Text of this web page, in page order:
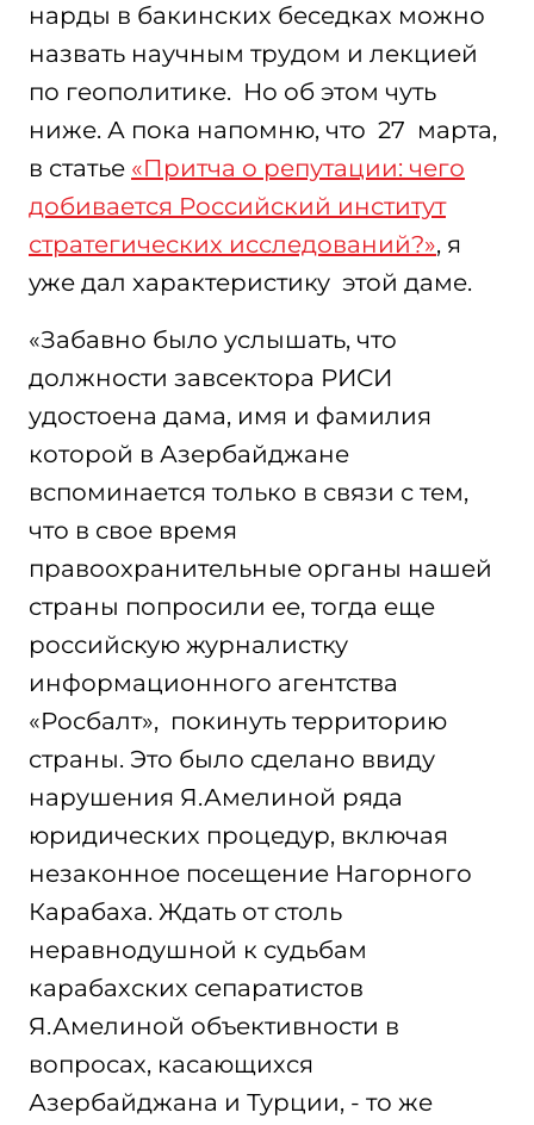
нарды в бакинских беседках можно
назвать научным трудом и лекцией
по геополитике. Но об этом чуть
ниже. А пока напомню, что 27 марта,
в статье «Притча о репутации: чего
добивается Российский институт
стратегических исследований?», я
уже дал характеристику этой даме.
«Забавно было услышать, что
должности завсектора РИСИ
удостоена дама, имя и фамилия
которой в Азербайджане
вспоминается только в связи с тем,
что в свое время
правоохранительные органы нашей
страны попросили ее, тогда еще
российскую журналистку
информационного агентства
«Росбалт», покинуть территорию
страны. Это было сделано ввиду
нарушения Я.Амелиной ряда
юридических процедур, включая
незаконное посещение Нагорного
Карабаха. Ждать от столь
неравнодушной к судьбам
карабахских сепаратистов
Я.Амелиной объективности в
вопросах, касающихся
Азербайджана и Турции, - то же